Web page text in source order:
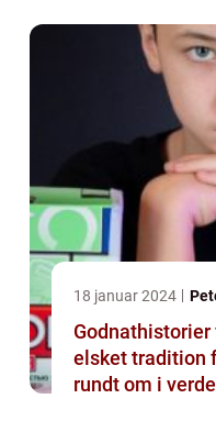
18 januar 2024
Godnathistorier
elsket tradition
rundt om i